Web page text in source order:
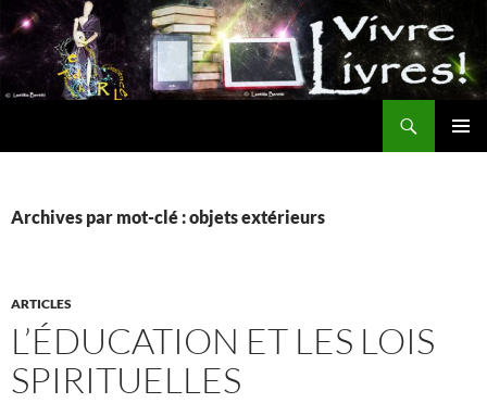
Aller
au
contenu
Archives par mot-clé : objets extérieurs
ARTICLES
L’ÉDUCATION ET LES LOIS
SPIRITUELLES